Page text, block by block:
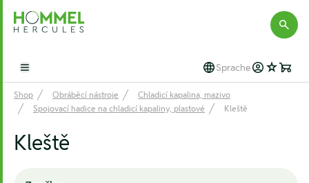
Hommel Hercules
Open main menu Sprache
Shop Obráběcí nástroje
Chladicí kapalina, mazivo
Spojovací hadice na chladicí kapaliny, plastové
Kleště
Kleště